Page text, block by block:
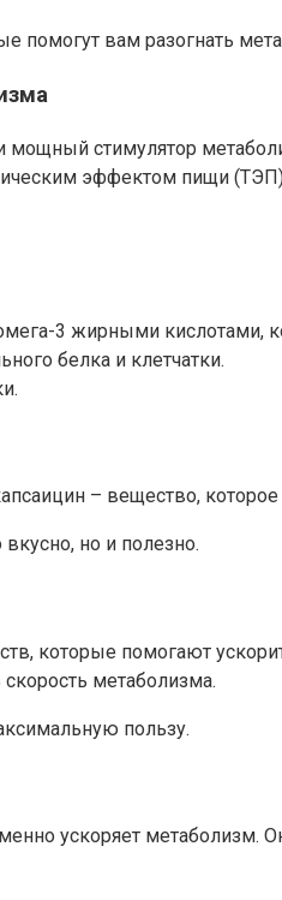
помогут вам разогнать
стимулятор
эффектом пищи
3 жирными кислотами,
белка и клетчатки.
– вещество,
но и полезно.
которые помогают
скорость метаболизма.
пользу.
ускоряет